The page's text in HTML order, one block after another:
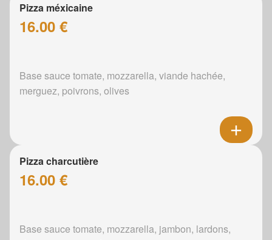
Pizza méxicaine
16.00 €
Base sauce tomate, mozzarella, viande hachée,
merguez, poivrons, olives
Pizza charcutière
16.00 €
Base sauce tomate, mozzarella, jambon, lardons,